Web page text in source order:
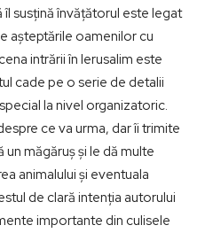
susțină învățătorul este legat
așteptările oamenilor cu
intrării în Ierusalim este
cade pe o serie de detalii
la nivel organizatoric.
ce va urma, dar îi trimite
măgăruș și le dă multe
animalului și eventuala
de clară intenția autorului
importante din culisele